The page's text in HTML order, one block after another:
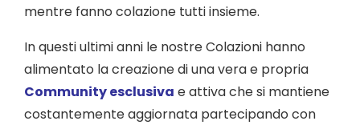
mentre fanno colazione tutti insieme.
In questi ultimi anni le nostre Colazioni hanno
alimentato la creazione di una vera e propria
Community esclusiva e attiva che si mantiene
costantemente aggiornata partecipando con